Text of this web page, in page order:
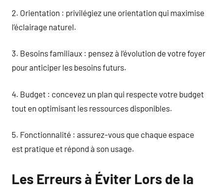
2. Orientation : privilégiez une orientation qui maximise
l’éclairage naturel.
3. Besoins familiaux : pensez à l’évolution de votre foyer
pour anticiper les besoins futurs.
4. Budget : concevez un plan qui respecte votre budget
tout en optimisant les ressources disponibles.
5. Fonctionnalité : assurez-vous que chaque espace
est pratique et répond à son usage.
Les Erreurs à Éviter Lors de la